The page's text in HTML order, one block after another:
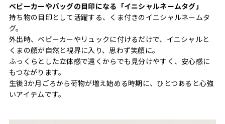
ベビーカーやバッグの目印になる「イニシャルネームタグ」
持ち物の目印として活躍する、くま付きのイニシャルネームタ
グ。
外出時、ベビーカーやリュックに付けるだけで、イニシャルと
くまの顔が自然と視界に入り、思わず笑顔に。
ふっくらとした立体感で遠くからでも見分けやすく、安心感に
もつながります。
生後3か月ごろから荷物が増え始める時期に、ひとつあると心強
いアイテムです。